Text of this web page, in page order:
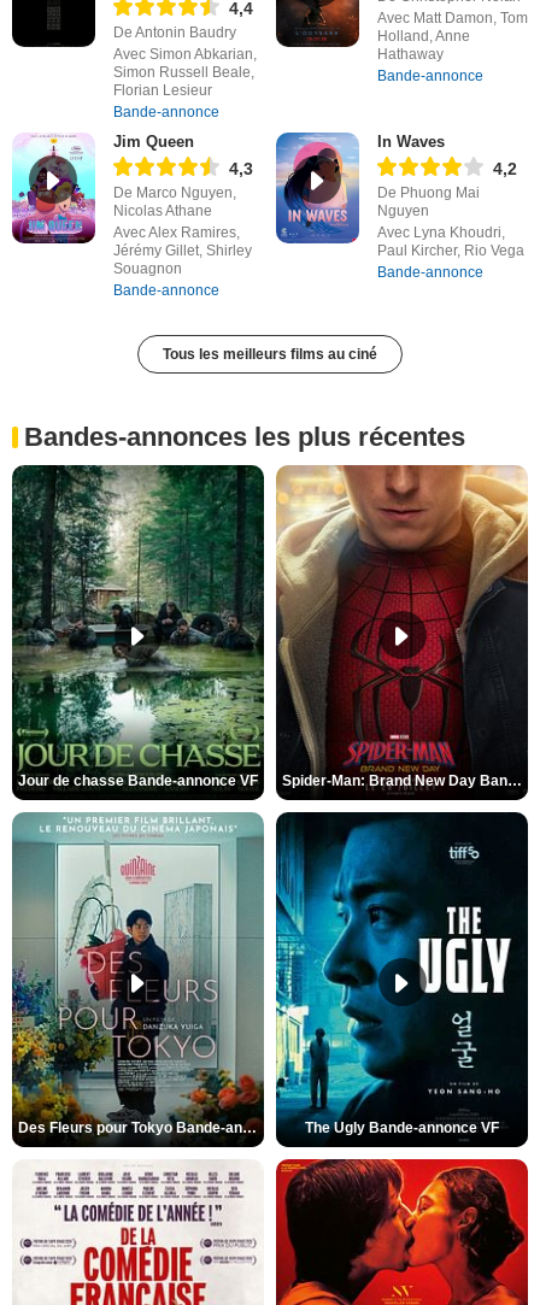
4,4
De Antonin Baudry
Avec Simon Abkarian,
Simon Russell Beale,
Florian Lesieur
Bande-annonce
Avec Matt Damon, Tom
Holland, Anne
Hathaway
Bande-annonce
Jim Queen
4,3
De Marco Nguyen,
Nicolas Athane
Avec Alex Ramires,
Jérémy Gillet, Shirley
Souagnon
Bande-annonce
In Waves
4,2
De Phuong Mai
Nguyen
Avec Lyna Khoudri,
Paul Kircher, Rio Vega
Bande-annonce
Tous les meilleurs films au ciné
Bandes-annonces les plus récentes
Jour de chasse Bande-annonce VF Spider-Man: Brand New Day Bande-annonce (3) VO STFR
Des Fleurs pour Tokyo Bande-annonce VO STFR The Ugly Bande-annonce VF